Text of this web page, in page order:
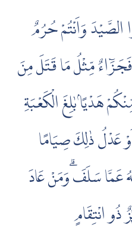
الصَّيْدَ وَاَنْتُمْ حُرُمٌ
مِّثْلُ مَا قَتَلَ مِنَ
هَدْيًاۢ بٰلِغَ الْكَعْبَةِ
عَدْلُ ذٰلِكَ صِيَامًا
عَمَّا سَلَفَ ۗوَمَنْ عَادَ
ذُو انْتِقَامٍ